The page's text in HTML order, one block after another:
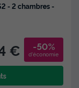
- 2 chambres -
€ -50%
d'économie